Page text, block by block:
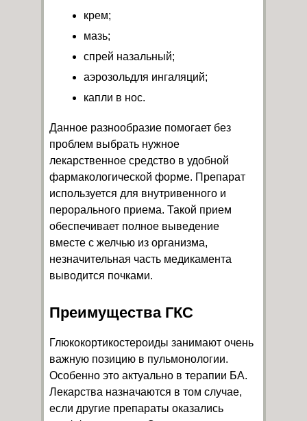
крем;
мазь;
спрей назальный;
аэрозольдля ингаляций;
капли в нос.
Данное разнообразие помогает без
проблем выбрать нужное
лекарственное средство в удобной
фармакологической форме. Препарат
используется для внутривенного и
перорального приема. Такой прием
обеспечивает полное выведение
вместе с желчью из организма,
незначительная часть медикамента
выводится почками.
Преимущества ГКС
Глюкокортикостероиды занимают очень
важную позицию в пульмонологии.
Особенно это актуально в терапии БА.
Лекарства назначаются в том случае,
если другие препараты оказались